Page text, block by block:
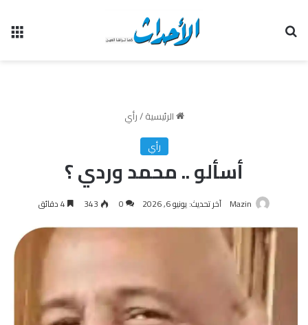
الرئيسية/رأي
رأي
أسألو .. محمد وردي ؟
Mazin آخر تحديث: يونيو 6, 2026 0
343